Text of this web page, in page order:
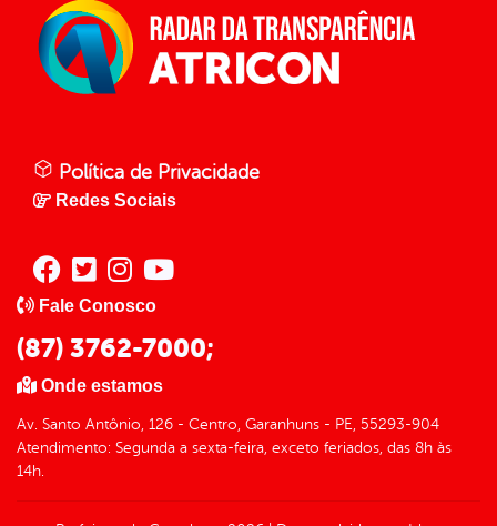
Política de Privacidade
Redes Sociais
Fale Conosco
(87) 3762-7000;
Onde estamos
Av. Santo Antônio, 126 - Centro, Garanhuns - PE, 55293-904
Atendimento: Segunda a sexta-feira, exceto feriados, das 8h às
14h.